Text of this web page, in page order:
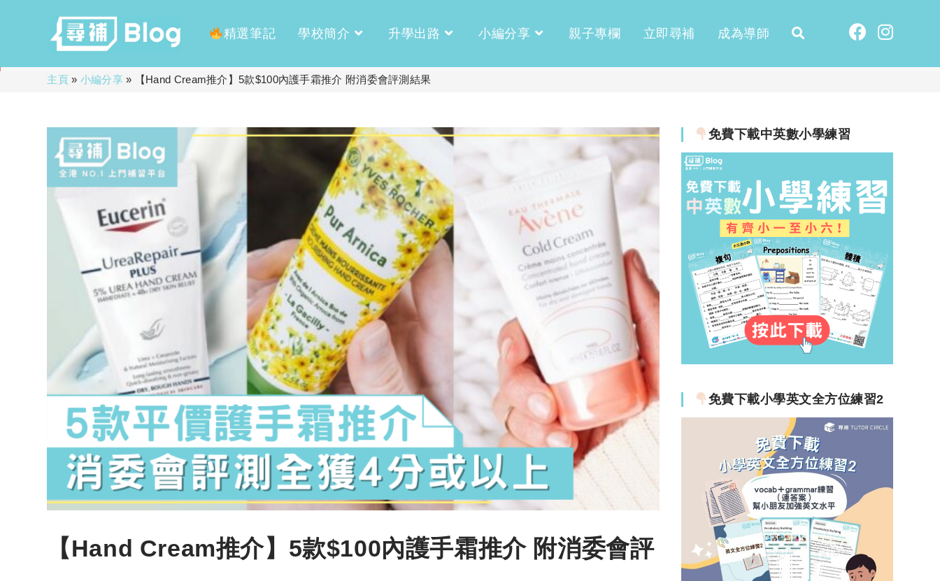
精選筆記 學校簡介 升學出路 小編分享 親子專欄 立即尋補 成為導師
主頁» 小編分享» 【Hand Cream推介】5款$100內護手霜推介 附消委會評測結果
【Hand Cream推介】5款$100內護手霜推介 附消委會評
免費下載中英數小學練習
免費下載小學英文全方位練習2